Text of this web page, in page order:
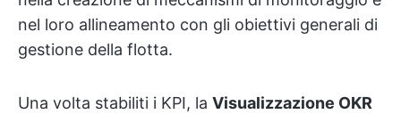
nel loro allineamento con gli obiettivi generali di
gestione della flotta.
Una volta stabiliti i KPI, la Visualizzazione OKR